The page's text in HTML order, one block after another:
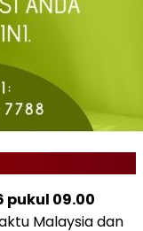
pukul 09.00
Malaysia dan